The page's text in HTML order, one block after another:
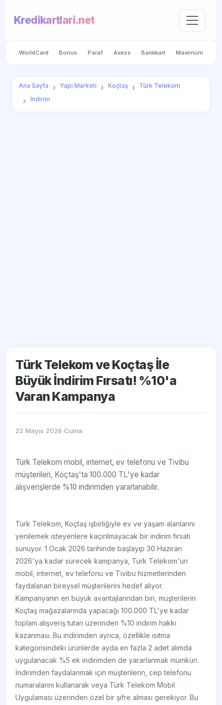
Kredikartlari.net
WorldCard Bonus Paraf Axess Bankkart Maximum
Ana Sayfa Yapı Marketi Koçtaş
Türk Telekom
İndirim
Türk Telekom ve Koçtaş İle
Büyük İndirim Fırsatı! %10'a
Varan Kampanya
22 Mayıs 2026 Cuma
Türk Telekom mobil, internet, ev telefonu ve Tivibu
müşterileri, Koçtaş'ta 100.000 TL'ye kadar
alışverişlerde %10 indirimden yararlanabilir.
Türk Telekom, Koçtaş işbirliğiyle ev ve yaşam alanlarını
yenilemek isteyenlere kaçırılmayacak bir indirim fırsatı
sunuyor. 1 Ocak 2026 tarihinde başlayıp 30 Haziran
2026'ya kadar sürecek kampanya, Türk Telekom'un
mobil, internet, ev telefonu ve Tivibu hizmetlerinden
faydalanan bireysel müşterilerini hedef alıyor.
Kampanyanın en büyük avantajlarından biri, müşterilerin
Koçtaş mağazalarında yapacağı 100.000 TL'ye kadar
toplam alışveriş tutarı üzerinden %10 indirim hakkı
kazanması. Bu indirimden ayrıca, özellikle ısıtma
kategorisindeki ürünlerde ayda en fazla 2 adet alımda
uygulanacak %5 ek indirimden de yararlanmak mümkün.
İndirimden faydalanmak için müşterilerin, cep telefonu
numaralarını kullanarak veya Türk Telekom Mobil
Uygulaması üzerinden özel bir şifre alması gerekiyor. Bu